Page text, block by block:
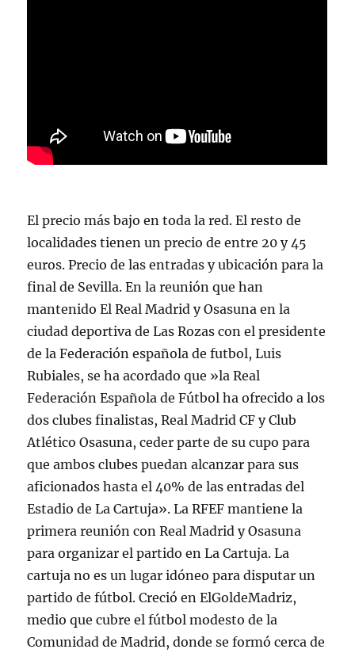
El precio más bajo en toda la red. El resto de
localidades tienen un precio de entre 20 y 45
euros. Precio de las entradas y ubicación para la
final de Sevilla. En la reunión que han
mantenido El Real Madrid y Osasuna en la
ciudad deportiva de Las Rozas con el presidente
de la Federación española de futbol, Luis
Rubiales, se ha acordado que »la Real
Federación Española de Fútbol ha ofrecido a los
dos clubes finalistas, Real Madrid CF y Club
Atlético Osasuna, ceder parte de su cupo para
que ambos clubes puedan alcanzar para sus
aficionados hasta el 40% de las entradas del
Estadio de La Cartuja». La RFEF mantiene la
primera reunión con Real Madrid y Osasuna
para organizar el partido en La Cartuja. La
cartuja no es un lugar idóneo para disputar un
partido de fútbol. Creció en ElGoldeMadriz,
medio que cubre el fútbol modesto de la
Comunidad de Madrid, donde se formó cerca de